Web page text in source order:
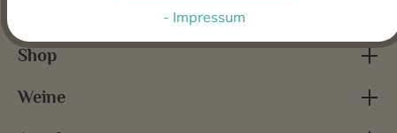
Shop
Weine
- Impressum